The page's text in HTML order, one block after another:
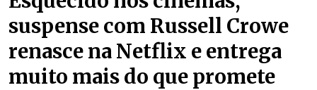
suspense com Russell Crowe
renasce na Netflix e entrega
muito mais do que promete